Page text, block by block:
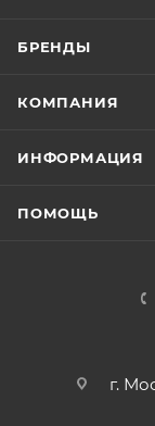
БРЕНДЫ
КОМПАНИЯ
ИНФОРМАЦИЯ
ПОМОЩЬ
г.